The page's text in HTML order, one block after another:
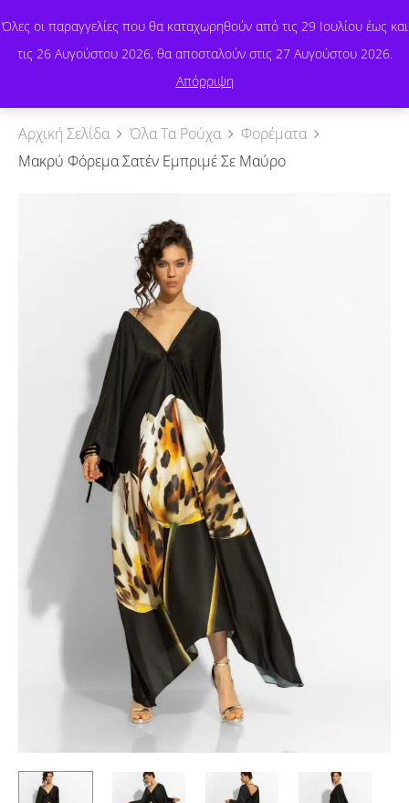
Όλες οι παραγγελίες που θα καταχωρηθούν από τις 29 Ιουλίου έως και
τις 26 Αυγούστου 2026, θα αποσταλούν στις 27 Αυγούστου 2026.
Απόρριψη
Αρχική Σελίδα Όλα Τα Ρούχα
Φορέματα
Μακρύ Φόρεμα Σατέν Εμπριμέ Σε Μαύρο